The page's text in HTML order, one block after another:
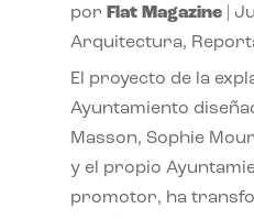
por Flat Magazine|
Arquitectura,
El proyecto de la
Ayuntamiento
Masson, Sophie
y el propio
promotor, ha